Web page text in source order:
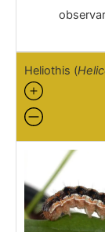
Heliothis (